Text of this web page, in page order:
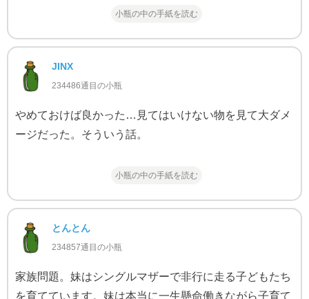
小瓶の中の手紙を読む
JINX
234486通目の小瓶
やめておけば良かった…見てはいけない物を見て大ダメ
ージだった。そういう話。
小瓶の中の手紙を読む
とんとん
234857通目の小瓶
家族問題。妹はシングルマザーで非行に走る子どもたち
を育てています。妹は本当に一生懸命働きながら子育て